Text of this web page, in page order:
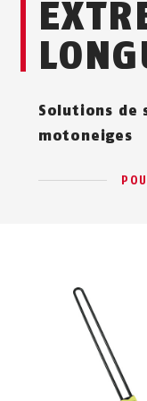
Solutions de
motoneiges